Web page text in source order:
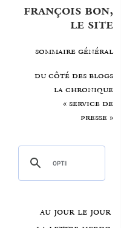
françois bon,
le site
sommaire général
du côté des blogs
la chronique
« service de
presse »
au jour le jour